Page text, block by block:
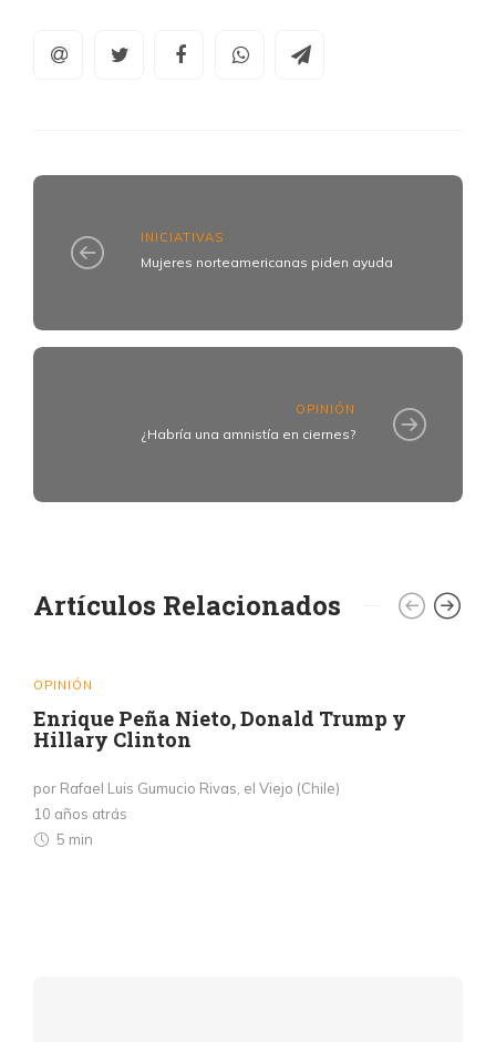
INICIATIVAS
Mujeres norteamericanas piden ayuda
OPINIÓN
¿Habría una amnistía en ciernes?
Artículos Relacionados
OPINIÓN
Enrique Peña Nieto, Donald Trump y
Hillary Clinton
por Rafael Luis Gumucio Rivas, el Viejo (Chile)
10 años atrás
5 min